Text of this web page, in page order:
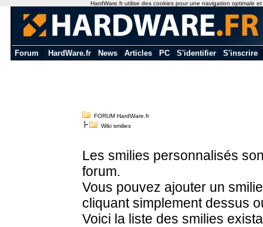
Forum HardWare.fr News Articles PC S'identifier S'inscrire
FORUM HardWare.fr
Wiki smilies
Les smilies personnalisés
forum.
Vous pouvez ajouter un
cliquant simplement dessus
Voici la liste des smilies
HardWare.fr utilise des cookies pour une navigation optimale